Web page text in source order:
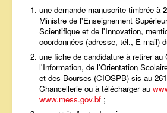
une demande manuscrite timbrée à
Ministre de l'Enseignement
Scientifique et de l'Innovation,
coordonnées (adresse, tél., E-mail)
une fiche de candidature à retirer au
l'Information, de l'Orientation
et des Bourses (CIOSPB) sis au
Chancellerie ou à télécharger au
www.mess.gov.bf ;